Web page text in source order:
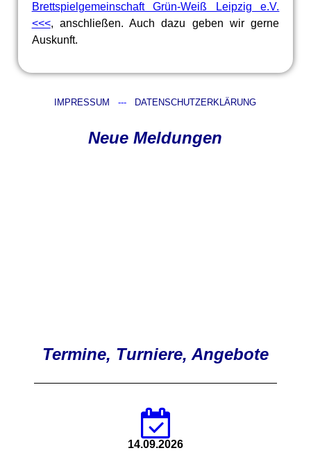
Brettspielgemeinschaft Grün-Weiß Leipzig e.V.
<<<, anschließen. Auch dazu geben wir gerne
Auskunft.
IMPRESSUM --- DATENSCHUTZERKLÄRUNG
Neue Meldungen
Termine, Turniere, Angebote
14.09.2026